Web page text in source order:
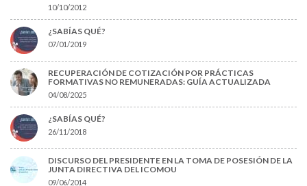
10/10/2012
¿SABÍAS QUÉ?
07/01/2019
RECUPERACIÓN DE COTIZACIÓN POR PRÁCTICAS
FORMATIVAS NO REMUNERADAS: GUÍA ACTUALIZADA
04/08/2025
¿SABÍAS QUÉ?
26/11/2018
DISCURSO DEL PRESIDENTE EN LA TOMA DE POSESIÓN DE LA
JUNTA DIRECTIVA DEL ICOMOU
09/06/2014